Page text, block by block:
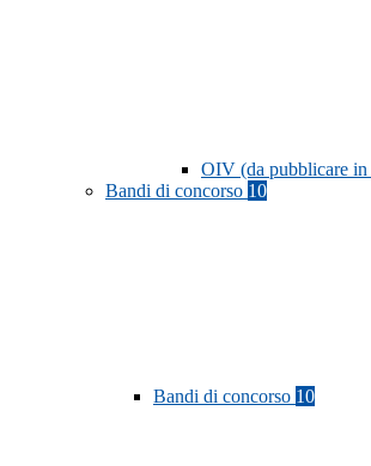
OIV (da pubblicare in
Bandi di concorso 10
Bandi di concorso 10